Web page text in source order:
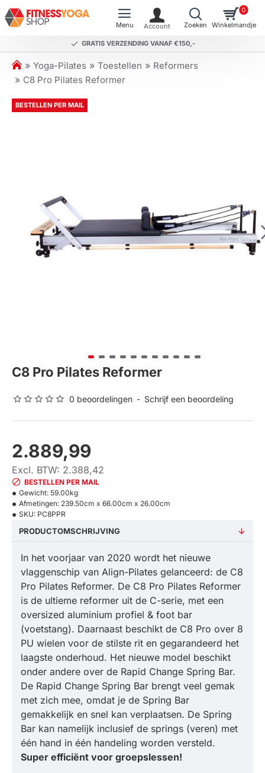
GRATIS VERZENDING VANAF €150,-
0
h
o
e
Yoga-Pilates Toestellen
Reformers
C8 Pro Pilates Reformer
BESTELLEN PER MAIL
C8 Pro Pilates Reformer
0 beoordelingen - Schrijf een beoordeling
2.889,99
Excl. BTW: 2.388,42
BESTELLEN PER MAIL
Gewicht: 59.00kg
Afmetingen: 239.50cm x 66.00cm x 26.00cm
SKU: PC8PPR
PRODUCTOMSCHRIJVING
In het voorjaar van 2020 wordt het nieuwe
vlaggenschip van Align-Pilates gelanceerd: de C8
Pro Pilates Reformer. De C8 Pro Pilates Reformer
is de ultieme reformer uit de C-serie, met een
oversized aluminium profiel & foot bar
(voetstang). Daarnaast beschikt de C8 Pro over 8
PU wielen voor de stilste rit en gegarandeerd het
laagste onderhoud. Het nieuwe model beschikt
onder andere over de Rapid Change Spring Bar.
De Rapid Change Spring Bar brengt veel gemak
met zich mee, omdat je de Spring Bar
gemakkelijk en snel kan verplaatsen. De Spring
Bar kan namelijk inclusief de springs (veren) met
één hand in één handeling worden versteld.
Super efficiënt voor groepslessen!